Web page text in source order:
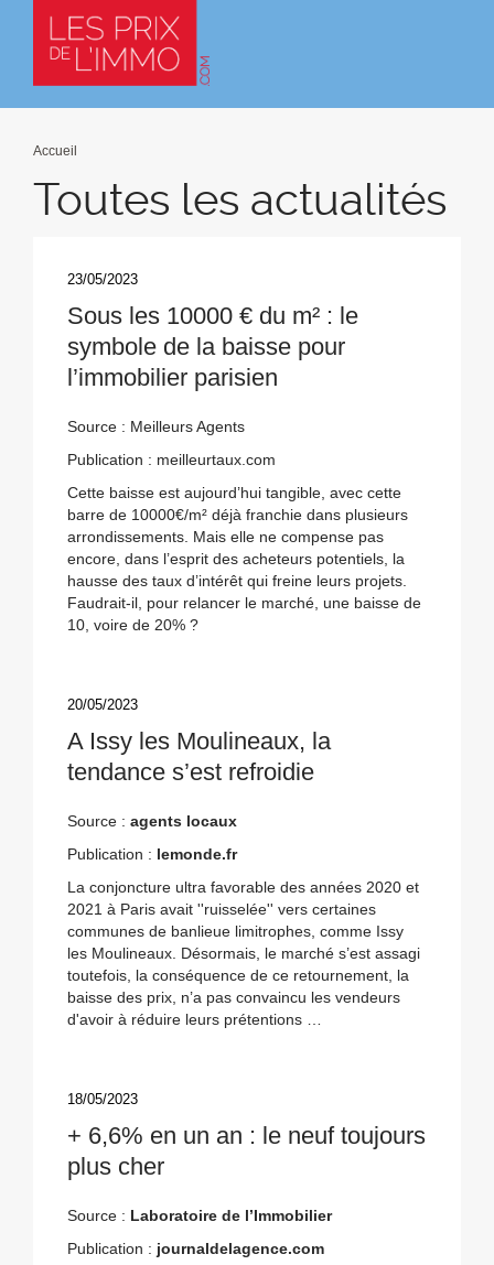
Accueil
Toutes les actualités
23/05/2023
Sous les 10000 € du m² : le
symbole de la baisse pour
l’immobilier parisien
Source : Meilleurs Agents
Publication : meilleurtaux.com
Cette baisse est aujourd’hui tangible, avec cette
barre de 10000€/m² déjà franchie dans plusieurs
arrondissements. Mais elle ne compense pas
encore, dans l’esprit des acheteurs potentiels, la
hausse des taux d’intérêt qui freine leurs projets.
Faudrait-il, pour relancer le marché, une baisse de
10, voire de 20% ?
20/05/2023
A Issy les Moulineaux, la
tendance s’est refroidie
Source : agents locaux
Publication : lemonde.fr
La conjoncture ultra favorable des années 2020 et
2021 à Paris avait ''ruisselée'' vers certaines
communes de banlieue limitrophes, comme Issy
les Moulineaux. Désormais, le marché s’est assagi
toutefois, la conséquence de ce retournement, la
baisse des prix, n’a pas convaincu les vendeurs
d'avoir à réduire leurs prétentions …
18/05/2023
+ 6,6% en un an : le neuf toujours
plus cher
Source : Laboratoire de l’Immobilier
Publication : journaldelagence.com